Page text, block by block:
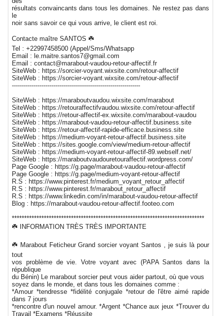
résultats convaincants dans tous les domaines. Ne restez pas dans
le
noir sans savoir ce qui vous arrive, le client est roi.
Contacte maître SANTOS ☘️
Tel : +22997458500 (Appel/Sms/Whatsapp
Email : le.maitre.santos7@gmail.com
Email : contact@marabout-vaudou-retour-affectif.fr
SiteWeb : https://sorcier-voyant.wixsite.com/retour-affectif
SiteWeb : https://sorcier-voyant.wixsite.com/retour-affectif
-----------------------------------------------------------------
SiteWeb : https://maraboutvaudou.wixsite.com/marabout
SiteWeb : https://retouraffectifvaudou.wixsite.com/retour-affectif
SiteWeb : https://retour-affectif-ex.wixsite.com/marabout-vaudou
SiteWeb : https://marabout-vaudou-retour-affectif.business.site
SiteWeb : https://retour-affectif-rapide-efficace.business.site
SiteWeb : https://medium-voyant-retour-affectif.business.site
SiteWeb : https://sites.google.com/view/medium-retour-affectif
SiteWeb : https://medium-voyant-retour-affectif-89.webself.net/
SiteWeb : https://maraboutvaudouretouraffectif.wordpress.com/
Page Google : https://g.page/marabout-vaudou-retour-affectif
Page Google : https://g.page/medium-voyant-retour-affectif
R.S : https://www.pinterest.fr/medium_voyant_retour_affectif
R.S : https://www.pinterest.fr/marabout_retour_affectif
R.S : https://www.linkedin.com/in/marabout-vaudou-retour-affectif
Blog : https://marabout-vaudou-retour-affectif.footeo.com
******************************************************************************
☘️ INFORMATION TRÈS TRÈS IMPORTANTE
☘️ Marabout Feticheur Grand sorcier voyant Santos , je suis là pour
tout
vos problème de vie. Votre voyant avec (PAPA Santos dans la
république
du Bénin) Le marabout sorcier peut vous aider partout, où que vous
soyez dans le monde, et dans tous les domaines comme :
*Amour *tendresse *fidélité conjugale *retour de l'être aimé rapide
dans 7 jours
*rencontre d'un nouvel amour. *Argent *Chance aux jeux *Trouver du
Travail *Examens *Réussite